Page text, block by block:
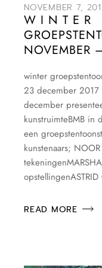
NOVEMBER 7,
W I N T E R
NOVEMBER
winter
23 december
december
kunstruimteBMB in
een
kunstenaars;
READ MORE